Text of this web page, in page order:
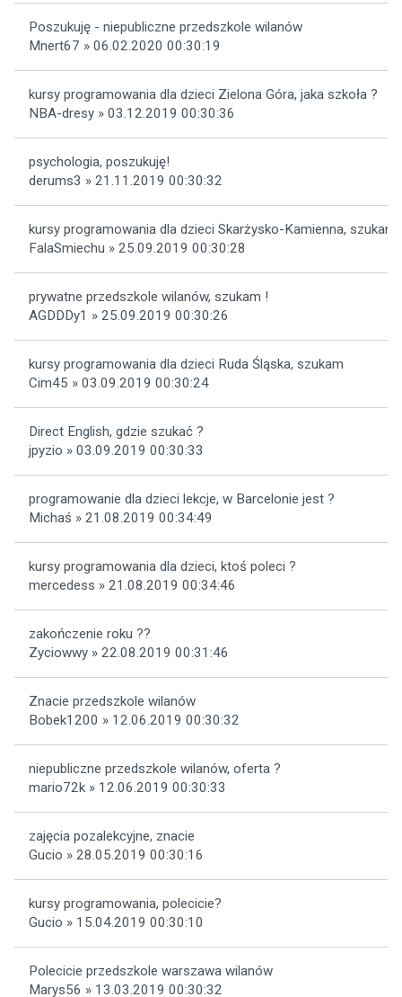
Poszukuję - niepubliczne przedszkole wilanów
Mnert67 » 06.02.2020 00:30:19
kursy programowania dla dzieci Zielona Góra, jaka szkoła ?
NBA-dresy » 03.12.2019 00:30:36
psychologia, poszukuję!
derums3 » 21.11.2019 00:30:32
kursy programowania dla dzieci Skarżysko-Kamienna, szukam
FalaSmiechu » 25.09.2019 00:30:28
prywatne przedszkole wilanów, szukam !
AGDDDy1 » 25.09.2019 00:30:26
kursy programowania dla dzieci Ruda Śląska, szukam
Cim45 » 03.09.2019 00:30:24
Direct English, gdzie szukać ?
jpyzio » 03.09.2019 00:30:33
programowanie dla dzieci lekcje, w Barcelonie jest ?
Michaś » 21.08.2019 00:34:49
kursy programowania dla dzieci, ktoś poleci ?
mercedess » 21.08.2019 00:34:46
zakończenie roku ??
Zyciowwy » 22.08.2019 00:31:46
Znacie przedszkole wilanów
Bobek1200 » 12.06.2019 00:30:32
niepubliczne przedszkole wilanów, oferta ?
mario72k » 12.06.2019 00:30:33
zajęcia pozalekcyjne, znacie
Gucio » 28.05.2019 00:30:16
kursy programowania, polecicie?
Gucio » 15.04.2019 00:30:10
Polecicie przedszkole warszawa wilanów
Marys56 » 13.03.2019 00:30:32